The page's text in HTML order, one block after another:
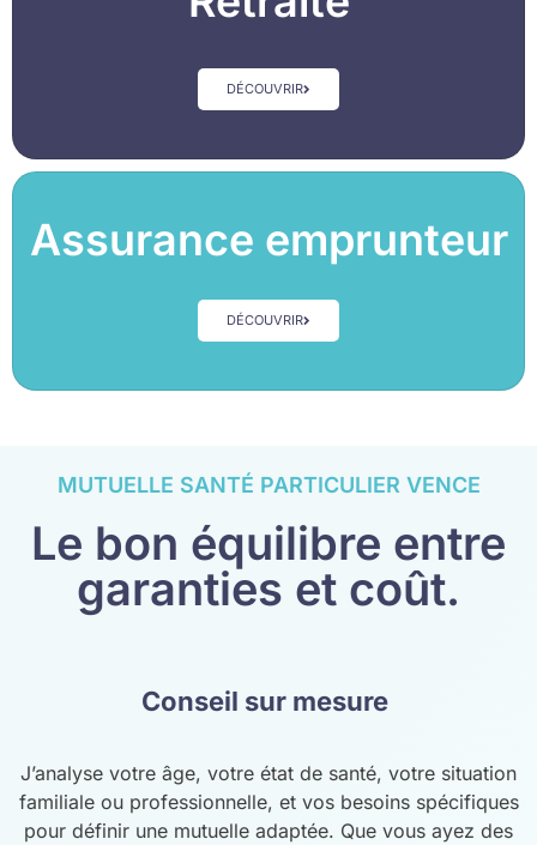
DÉCOUVRIR
Assurance emprunteur
DÉCOUVRIR
MUTUELLE SANTÉ PARTICULIER VENCE
Le bon équilibre entre
garanties et coût.
Conseil sur mesure
J’analyse votre âge, votre état de santé, votre situation
familiale ou professionnelle, et vos besoins spécifiques
pour définir une mutuelle adaptée. Que vous ayez des